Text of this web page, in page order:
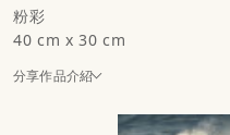
粉彩
40 cm x 30 cm
分享作品介紹